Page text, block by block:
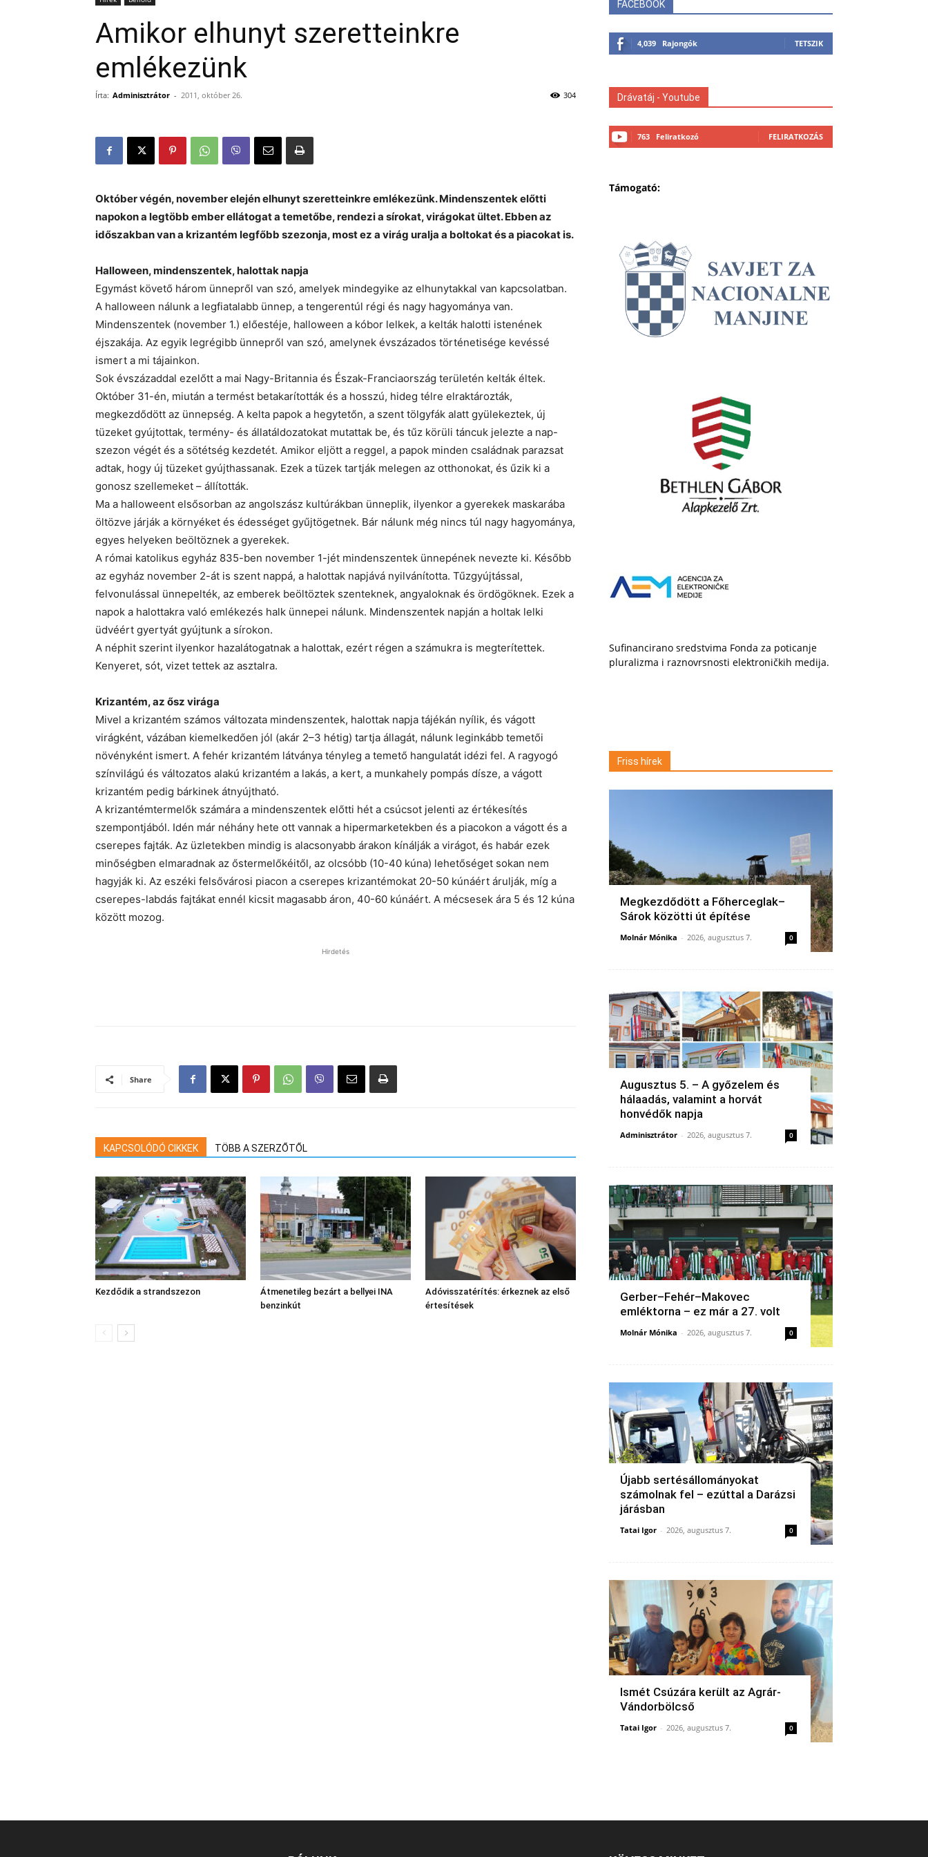
Amikor elhunyt szeretteinkre
emlékezünk
Írta: Adminisztrátor - 2011, október 26. 304
Október végén, november elején elhunyt szeretteinkre emlékezünk. Mindenszentek előtti
napokon a legtöbb ember ellátogat a temetőbe, rendezi a sírokat, virágokat ültet. Ebben az
időszakban van a krizantém legfőbb szezonja, most ez a virág uralja a boltokat és a piacokat is.
Halloween, mindenszentek, halottak napja
Egymást követő három ünnepről van szó, amelyek mindegyike az elhunytakkal van kapcsolatban.
A halloween nálunk a legfiatalabb ünnep, a tengerentúl régi és nagy hagyománya van.
Mindenszentek (november 1.) előestéje, halloween a kóbor lelkek, a kelták halotti istenének
éjszakája. Az egyik legrégibb ünnepről van szó, amelynek évszázados történetisége kevéssé
ismert a mi tájainkon.
Sok évszázaddal ezelőtt a mai Nagy-Britannia és Észak-Franciaország területén kelták éltek.
Október 31-én, miután a termést betakarították és a hosszú, hideg télre elraktározták,
megkezdődött az ünnepség. A kelta papok a hegytetőn, a szent tölgyfák alatt gyülekeztek, új
tüzeket gyújtottak, termény- és állatáldozatokat mutattak be, és tűz körüli táncuk jelezte a nap-
szezon végét és a sötétség kezdetét. Amikor eljött a reggel, a papok minden családnak parazsat
adtak, hogy új tüzeket gyújthassanak. Ezek a tüzek tartják melegen az otthonokat, és űzik ki a
gonosz szellemeket – állították.
Ma a halloweent elsősorban az angolszász kultúrákban ünneplik, ilyenkor a gyerekek maskarába
öltözve járják a környéket és édességet gyűjtögetnek. Bár nálunk még nincs túl nagy hagyománya,
egyes helyeken beöltöznek a gyerekek.
A római katolikus egyház 835-ben november 1-jét mindenszentek ünnepének nevezte ki. Később
az egyház november 2-át is szent nappá, a halottak napjává nyilvánította. Tűzgyújtással,
felvonulással ünnepelték, az emberek beöltöztek szenteknek, angyaloknak és ördögöknek. Ezek a
napok a halottakra való emlékezés halk ünnepei nálunk. Mindenszentek napján a holtak lelki
üdvéért gyertyát gyújtunk a sírokon.
A néphit szerint ilyenkor hazalátogatnak a halottak, ezért régen a számukra is megterítettek.
Kenyeret, sót, vizet tettek az asztalra.
Krizantém, az ősz virága
Mivel a krizantém számos változata mindenszentek, halottak napja tájékán nyílik, és vágott
virágként, vázában kiemelkedően jól (akár 2–3 hétig) tartja állagát, nálunk leginkább temetői
növényként ismert. A fehér krizantém látványa tényleg a temető hangulatát idézi fel. A ragyogó
színvilágú és változatos alakú krizantém a lakás, a kert, a munkahely pompás dísze, a vágott
krizantém pedig bárkinek átnyújtható.
A krizantémtermelők számára a mindenszentek előtti hét a csúcsot jelenti az értékesítés
szempontjából. Idén már néhány hete ott vannak a hipermarketekben és a piacokon a vágott és a
cserepes fajták. Az üzletekben mindig is alacsonyabb árakon kínálják a virágot, és habár ezek
minőségben elmaradnak az őstermelőkéitől, az olcsóbb (10-40 kúna) lehetőséget sokan nem
hagyják ki. Az eszéki felsővárosi piacon a cserepes krizantémokat 20-50 kúnáért árulják, míg a
cserepes-labdás fajtákat ennél kicsit magasabb áron, 40-60 kúnáért. A mécsesek ára 5 és 12 kúna
között mozog.
Hirdetés
Share
KAPCSOLÓDÓ CIKKEK TÖBB A SZERZŐTŐL
Kezdődik a strandszezon
Átmenetileg bezárt a bellyei INA
benzinkút
Adóvisszatérítés: érkeznek az első
értesítések
FACEBOOK
4,039 Rajongók TETSZIK
Drávatáj - Youtube
763 Feliratkozó FELIRATKOZÁS
Támogató:
Sufinancirano sredstvima Fonda za poticanje
pluralizma i raznovrsnosti elektroničkih medija.
Friss hírek
Megkezdődött a Főherceglak–
Sárok közötti út építése
Molnár Mónika - 2026, augusztus 7. 0
Augusztus 5. – A győzelem és
hálaadás, valamint a horvát
honvédők napja
Adminisztrátor - 2026, augusztus 7. 0
Gerber–Fehér–Makovec
emléktorna – ez már a 27. volt
Molnár Mónika - 2026, augusztus 7. 0
Újabb sertésállományokat
számolnak fel – ezúttal a Darázsi
járásban
Tatai Igor - 2026, augusztus 7. 0
Ismét Csúzára került az Agrár-
Vándorbölcső
Tatai Igor - 2026, augusztus 7. 0